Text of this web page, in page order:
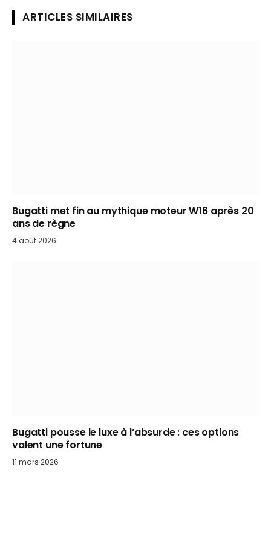
ARTICLES SIMILAIRES
Bugatti met fin au mythique moteur W16 après 20
ans de règne
4 août 2026
Bugatti pousse le luxe à l’absurde : ces options
valent une fortune
11 mars 2026